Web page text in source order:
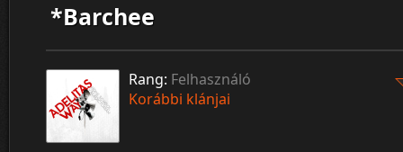
*Barchee
Rang: Felhasználó
Korábbi klánjai